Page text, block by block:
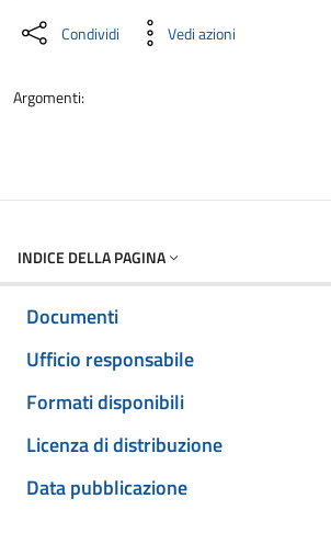
Condividi Vedi azioni
Argomenti:
INDICE DELLA PAGINA
Documenti
Ufficio responsabile
Formati disponibili
Licenza di distribuzione
Data pubblicazione